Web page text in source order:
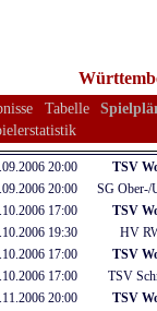
Tabelle
20:00 TSV
20:00 SG Ober-/
17:00 TSV
19:30 HV
17:00 TSV
17:00 TSV
20:00 TSV